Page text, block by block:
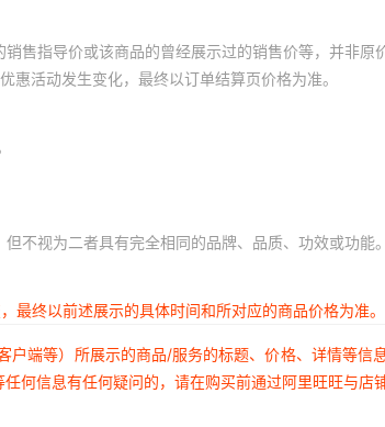
售指导价或该商品的曾经展示过的销售价等，并非原
活动发生变化，最终以订单结算页价格为准。
不视为二者具有完全相同的品牌、品质、功效或功能。
终以前述展示的具体时间和所对应的商品价格为准。
端等）所展示的商品/服务的标题、价格、详情等
信息有任何疑问的，请在购买前通过阿里旺旺与